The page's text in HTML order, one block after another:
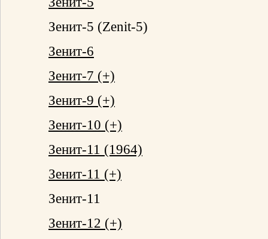
Зенит-5 (Zenit-5)
Зенит-6
Зенит-7 (+)
Зенит-9 (+)
Зенит-10 (+)
Зенит-11 (1964)
Зенит-11 (+)
Зенит-11
Зенит-12 (+)